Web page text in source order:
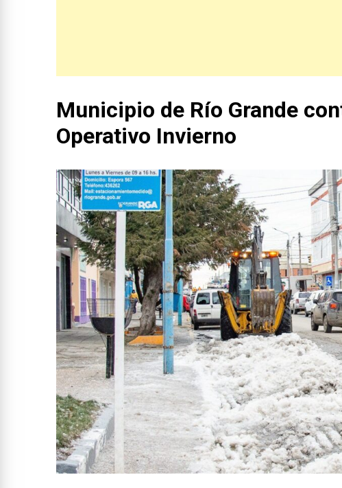
Municipio de Río Grande
Operativo Invierno